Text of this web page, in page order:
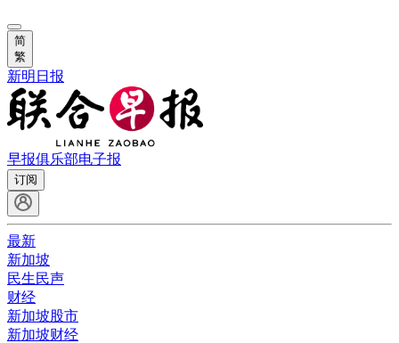
简
繁
新明日报
早报俱乐部电子报
订阅
最新
新加坡
民生民声
财经
新加坡股市
新加坡财经